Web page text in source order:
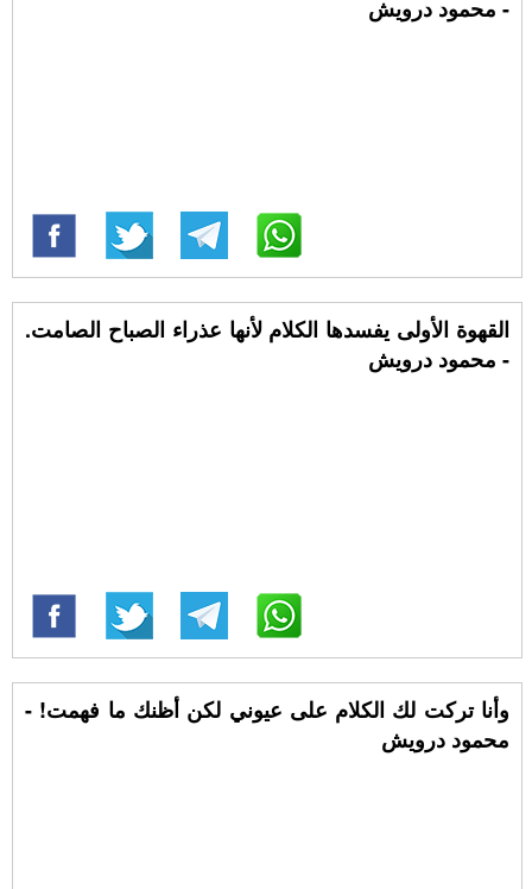
- محمود درويش
القهوة الأولى يفسدها الكلام لأنها عذراء الصباح الصامت.
- محمود درويش
وأنا تركت لك الكلام على عيوني لكن أظنك ما فهمت! -
محمود درويش